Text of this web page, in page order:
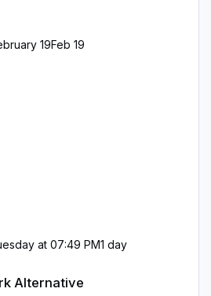
19Feb 19
at 07:49 PM1 day
Alternative